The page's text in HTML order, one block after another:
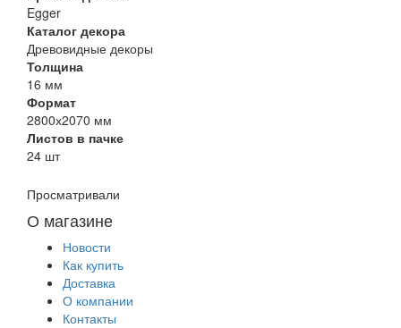
Egger
Каталог декора
Древовидные декоры
Толщина
16 мм
Формат
2800х2070 мм
Листов в пачке
24 шт
Просматривали
О магазине
Новости
Как купить
Доставка
О компании
Контакты